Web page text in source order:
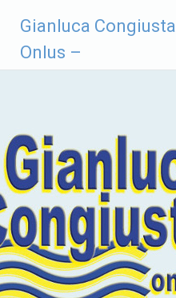
contenuto
Gianluca Congiusta
Onlus –